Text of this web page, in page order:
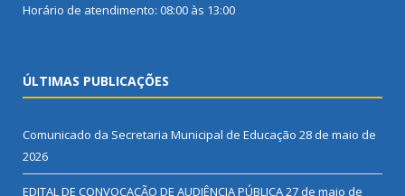
Horário de atendimento: 08:00 às 13:00
ÚLTIMAS PUBLICAÇÕES
Comunicado da Secretaria Municipal de Educação 28 de maio de
2026
EDITAL DE CONVOCAÇÃO DE AUDIÊNCIA PÚBLICA27 de maio de